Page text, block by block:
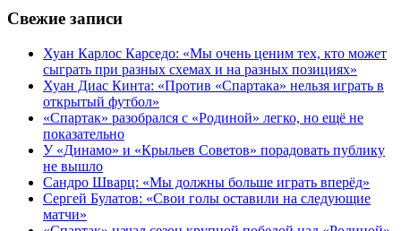
Свежие записи
Хуан Карлос Карседо: «Мы очень ценим тех, кто может
сыграть при разных схемах и на разных позициях»
Хуан Диас Кинта: «Против «Спартака» нельзя играть в
открытый футбол»
«Спартак» разобрался с «Родиной» легко, но ещё не
показательно
У «Динамо» и «Крыльев Советов» порадовать публику
не вышло
Сандро Шварц: «Мы должны больше играть вперёд»
Сергей Булатов: «Свои голы оставили на следующие
матчи»